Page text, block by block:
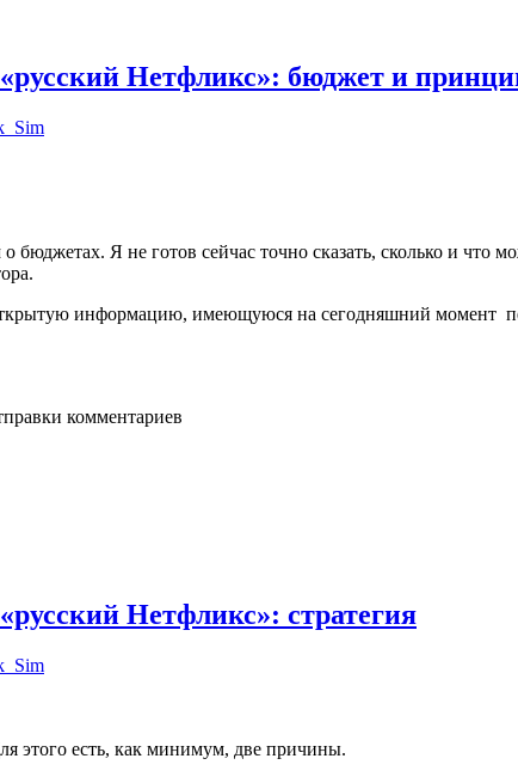
Нетфликс»: бюджет и
бюджетах. Я не готов сейчас точно сказать, сколько и что
информацию, имеющуюся на сегодняшний момент
комментариев
Нетфликс»: стратегия
этого есть, как минимум, две причины.